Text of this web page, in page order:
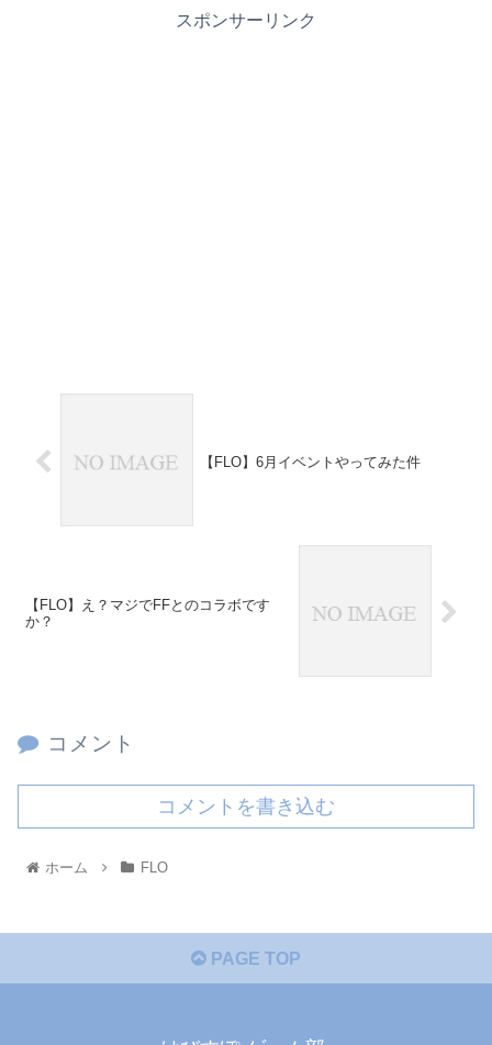
スポンサーリンク
【FLO】6月イベントやってみた件
【FLO】え？マジでFFとのコラボです
か？
コメント
コメントを書き込む
ホーム FLO
PAGE TOP